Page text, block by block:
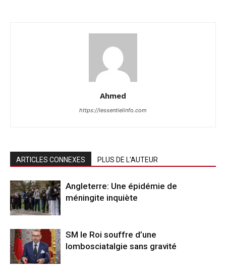
Ahmed
https://lessentielinfo.com
ARTICLES CONNEXES PLUS DE L'AUTEUR
Angleterre: Une épidémie de
méningite inquiète
SM le Roi souffre d’une
lombosciatalgie sans gravité